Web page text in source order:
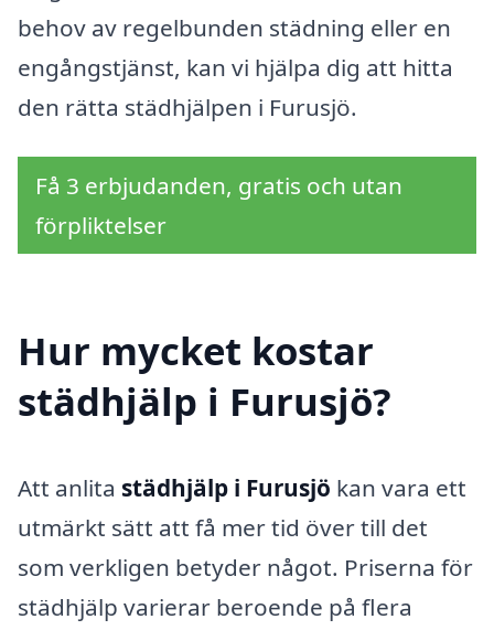
behov av regelbunden städning eller en
engångstjänst, kan vi hjälpa dig att hitta
den rätta städhjälpen i Furusjö.
Få 3 erbjudanden, gratis och utan
förpliktelser
Hur mycket kostar
städhjälp i Furusjö?
Att anlita städhjälp i Furusjö kan vara ett
utmärkt sätt att få mer tid över till det
som verkligen betyder något. Priserna för
städhjälp varierar beroende på flera